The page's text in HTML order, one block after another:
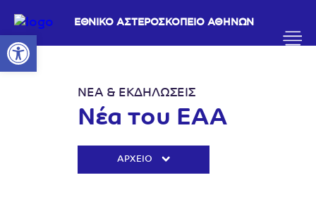
Ανοίξτε τη γραμμή εργαλείων
ΕΘΝΙΚΟ ΑΣΤΕΡΟΣΚΟΠΕΙΟ ΑΘΗΝΩΝ
ΝΕΑ & ΕΚΔΗΛΩΣΕΙΣ
Νέα του ΕΑΑ
ΑΡΧΕΙΟ